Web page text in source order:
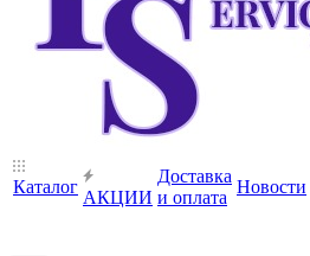
Каталог
АКЦИИ
Доставка
и оплата
Новости